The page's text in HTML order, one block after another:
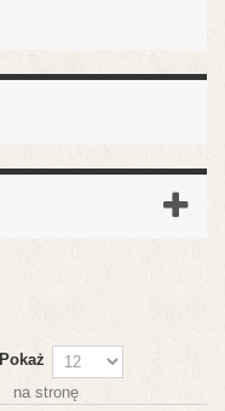
Pokaż
na stronę